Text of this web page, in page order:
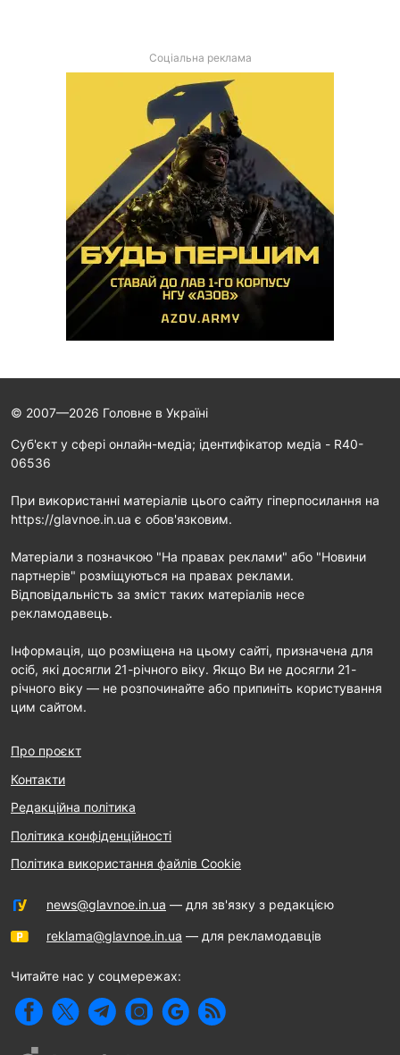
Соціальна реклама
© 2007—2026 Головне в Україні
Cуб'єкт у сфері онлайн-медіа; ідентифікатор медіа - R40-
06536
При використанні матеріалів цього сайту гіперпосилання на
https://glavnoe.in.ua є обов'язковим.
Матеріали з позначкою "На правах реклами" або "Новини
партнерів" розміщуються на правах реклами.
Відповідальність за зміст таких матеріалів несе
рекламодавець.
Інформація, що розміщена на цьому сайті, призначена для
осіб, які досягли 21-річного віку. Якщо Ви не досягли 21-
річного віку — не розпочинайте або припиніть користування
цим сайтом.
Про проєкт
Контакти
Редакційна політика
Політика конфіденційності
Політика використання файлів Cookie
news@glavnoe.in.ua — для зв'язку з редакцією
reklama@glavnoe.in.ua — для рекламодавців
Читайте нас у соцмережах: